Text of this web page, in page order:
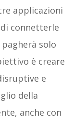
applicazioni
connetterle
solo
è creare
e
della
anche con